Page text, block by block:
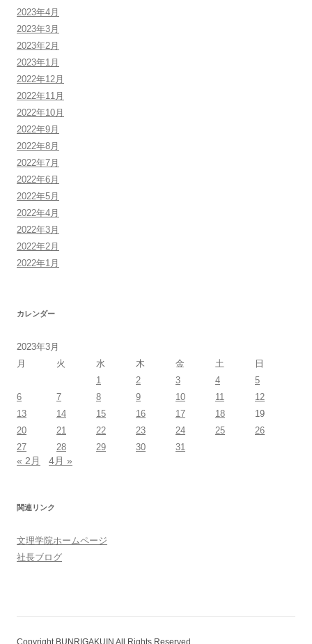
2023年4月
2023年3月
2023年2月
2023年1月
2022年12月
2022年11月
2022年10月
2022年9月
2022年8月
2022年7月
2022年6月
2022年5月
2022年4月
2022年3月
2022年2月
2022年1月
カレンダー
2023年3月
月
火 水 木 金 土
日
1
2 3 4
5
6
7 8 9 10 11
12
13
14 15 16 17 18
19
20
21 22 23 24 25
26
27
28 29 30 31
« 2月 4月 »
関連リンク
文理学院ホームページ
社長ブログ
Copyright BUNRIGAKUIN All Rights Reserved.